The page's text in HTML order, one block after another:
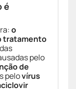
é
o
tratamento
pelo
de
pelovírus